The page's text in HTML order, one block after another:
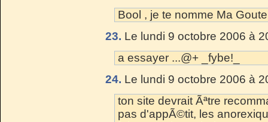
Bool , je te nomme Ma
23. Le lundi 9 octobre 2006 à
a essayer ...@+ _fybe!_
24. Le lundi 9 octobre 2006 à
ton site devrait Ãªtre
pas d'appÃ©tit, les